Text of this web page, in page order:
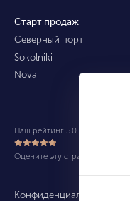
Старт продаж
Северный порт
Sokolniki
Nova
Конфиденциальность
Наш рейтинг 5.0 из 5 (490)
Оцените эту страницу